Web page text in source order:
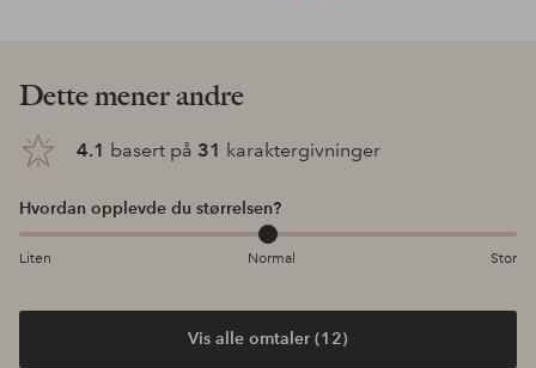
Dette mener andre
4.1 basert på 31 karaktergivninger
Hvordan opplevde du størrelsen?
Liten Normal Stor
Vis alle omtaler (12)